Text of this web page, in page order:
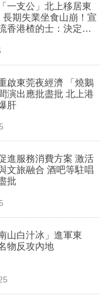
一支公」北上移居東
長期失業坐食山崩！宣
香港楂的士：決定結
啟東莞夜經濟 「燒鵝
演出應批盡批 北上港
肝
進服務消費方案 激活
文旅融合 酒吧等駐唱
批
山白汁冰」進軍東
物反攻內地